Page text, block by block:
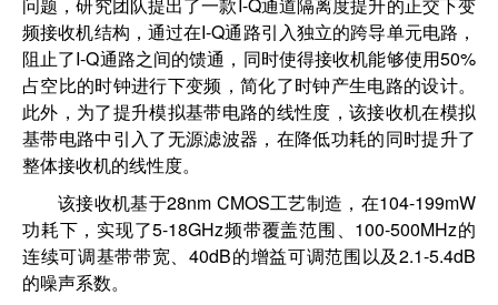
问题，研究团队提出了一款I-Q通道隔离度提升的正交下变
频接收机结构，通过在I-Q通路引入独立的跨导单元电路，
阻止了I-Q通路之间的馈通，同时使得接收机能够使用50%
占空比的时钟进行下变频，简化了时钟产生电路的设计。
此外，为了提升模拟基带电路的线性度，该接收机在模拟
基带电路中引入了无源滤波器，在降低功耗的同时提升了
整体接收机的线性度。
该接收机基于28nm CMOS工艺制造，在104-199mW
功耗下，实现了5-18GHz频带覆盖范围、100-500MHz的
连续可调基带带宽、40dB的增益可调范围以及2.1-5.4dB
的噪声系数。